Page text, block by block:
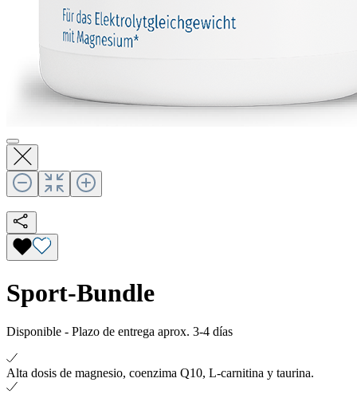
Sport-Bundle
Disponible - Plazo de entrega aprox. 3-4 días
Alta dosis de magnesio, coenzima Q10, L-carnitina y taurina.